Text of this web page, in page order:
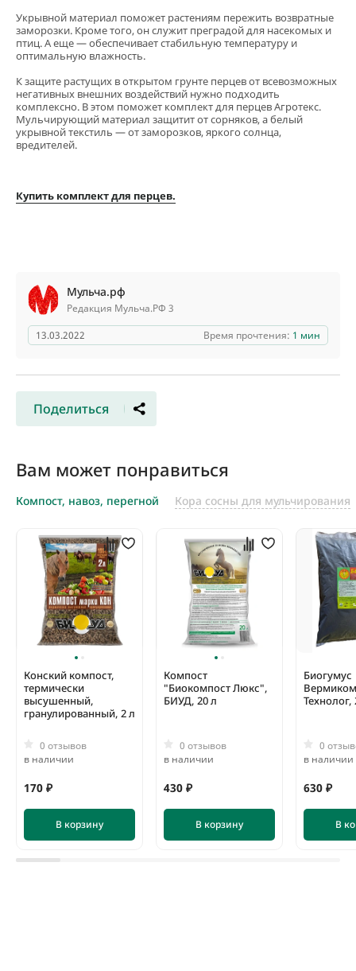
Укрывной материал поможет растениям пережить возвратные
заморозки. Кроме того, он служит преградой для насекомых и
птиц. А еще — обеспечивает стабильную температуру и
оптимальную влажность.
К защите растущих в открытом грунте перцев от всевозможных
негативных внешних воздействий нужно подходить
комплексно. В этом поможет комплект для перцев Агротекс.
Мульчирующий материал защитит от сорняков, а белый
укрывной текстиль — от заморозков, яркого солнца,
вредителей.
Купить комплект для перцев.
Мульча.рф
Редакция Мульча.РФ 3
13.03.2022
Время прочтения: 1 мин
Поделиться
Вам может понравиться
Компост, навоз, перегной Кора сосны для мульчирования
Конский компост,
термически
высушенный,
гранулированный, 2 л
0 отзывов
в наличии
170 ₽
В корзину
Компост
"Биокомпост Люкс",
БИУД, 20 л
0 отзывов
в наличии
430 ₽
В корзину
Биогумус
Технолог,
0
в наличии
630 ₽
В